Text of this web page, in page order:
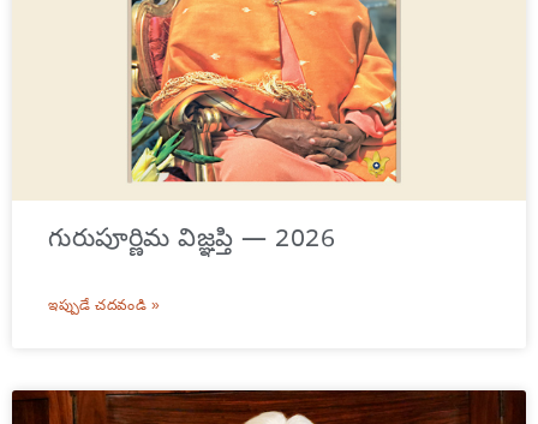
గురుపూర్ణిమ విజ్ఞప్తి — 2026
ఇప్పుడే చదవండి »